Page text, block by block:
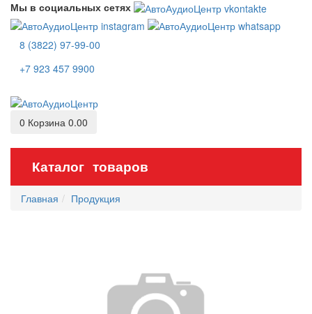
Мы в социальных сетях
8 (3822) 97-99-00
+7 923 457 9900
0 Корзина 0.00
Каталог товаров
Главная Продукция